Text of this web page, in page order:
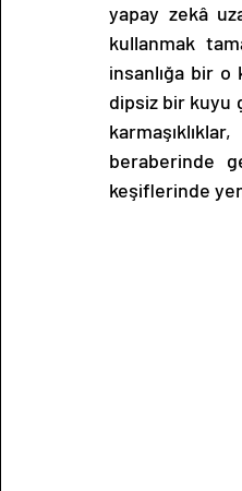
yapay zekâ
kullanmak
insanlığa bir o
dipsiz bir kuyu
beraberinde
keşiflerinde